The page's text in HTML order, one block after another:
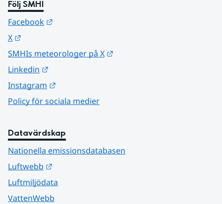
Följ SMHI
Facebook
X
SMHIs meteorologer på X
Linkedin
Instagram
Policy för sociala medier
Datavärdskap
Nationella emissionsdatabasen
Luftwebb
Luftmiljödata
VattenWebb